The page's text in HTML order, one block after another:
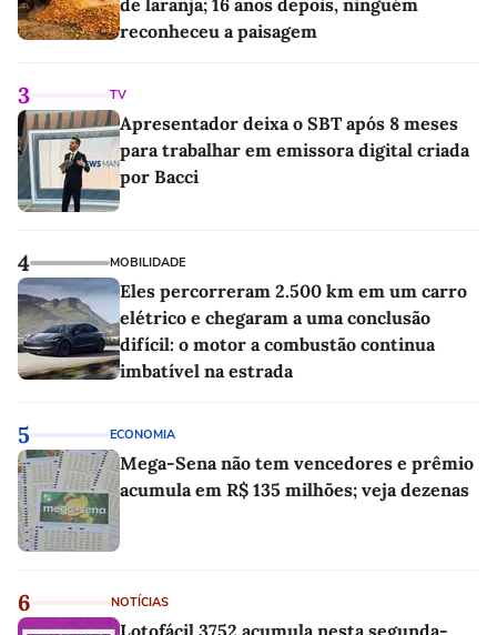
reconheceu a paisagem
3 TV
Apresentador deixa o SBT após 8 meses
para trabalhar em emissora digital criada
por Bacci
4 MOBILIDADE
Eles percorreram 2.500 km em um carro
elétrico e chegaram a uma conclusão
difícil: o motor a combustão continua
imbatível na estrada
5 ECONOMIA
Mega-Sena não tem vencedores e prêmio
acumula em R$ 135 milhões; veja dezenas
6 NOTÍCIAS
Lotofácil 3752 acumula nesta segunda-